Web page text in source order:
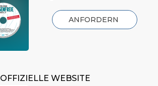
ANFORDERN
OFFIZIELLE WEBSITE